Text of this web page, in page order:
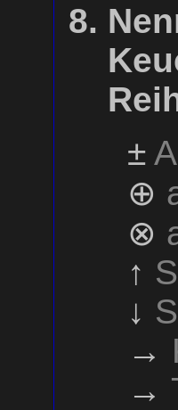
±
⊕
⊗
↑
↓
→
→